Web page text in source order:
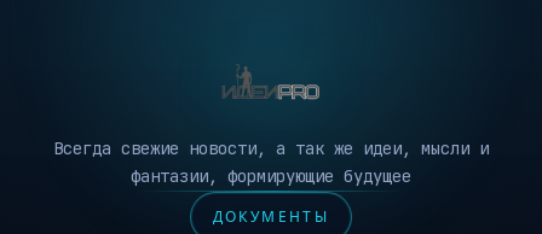
Всегда свежие новости, а так же идеи, мысли и
фантазии, формирующие будущее
ДОКУМЕНТЫ